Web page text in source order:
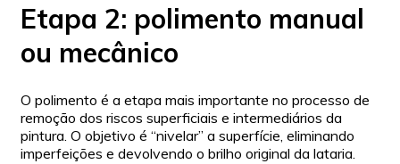
Etapa 2: polimento manual
ou mecânico
O polimento é a etapa mais importante no processo de
remoção dos riscos superficiais e intermediários da
pintura. O objetivo é “nivelar” a superfície, eliminando
imperfeições e devolvendo o brilho original da lataria.